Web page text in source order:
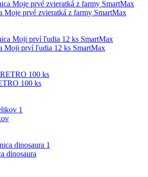
Moje prvé zvieratká z farmy SmartMax
Moji prví ľudia 12 ks SmartMax
100 ks
dinosaura